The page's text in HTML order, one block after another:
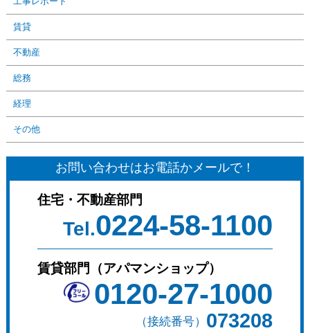
賃貸
不動産
総務
経理
その他
お問い合わせはお電話かメールで！
住宅・不動産部門
Tel.0224-58-1100
賃貸部門（アパマンショップ）
0120-27-1000
（接続番号） 073208